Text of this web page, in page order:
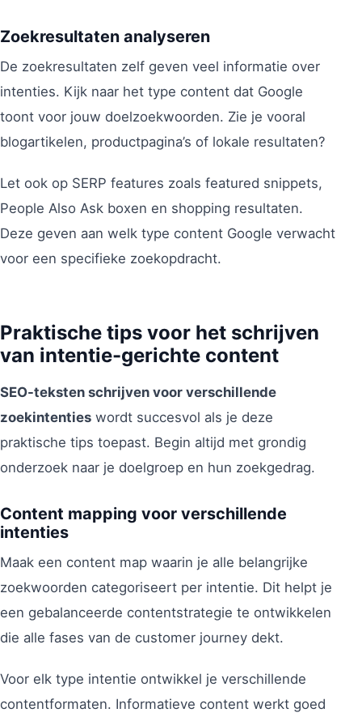
Zoekresultaten analyseren
De zoekresultaten zelf geven veel informatie over
intenties. Kijk naar het type content dat Google
toont voor jouw doelzoekwoorden. Zie je vooral
blogartikelen, productpagina’s of lokale resultaten?
Let ook op SERP features zoals featured snippets,
People Also Ask boxen en shopping resultaten.
Deze geven aan welk type content Google verwacht
voor een specifieke zoekopdracht.
Praktische tips voor het schrijven
van intentie-gerichte content
SEO-teksten schrijven voor verschillende
zoekintenties wordt succesvol als je deze
praktische tips toepast. Begin altijd met grondig
onderzoek naar je doelgroep en hun zoekgedrag.
Content mapping voor verschillende
intenties
Maak een content map waarin je alle belangrijke
zoekwoorden categoriseert per intentie. Dit helpt je
een gebalanceerde contentstrategie te ontwikkelen
die alle fases van de customer journey dekt.
Voor elk type intentie ontwikkel je verschillende
contentformaten. Informatieve content werkt goed